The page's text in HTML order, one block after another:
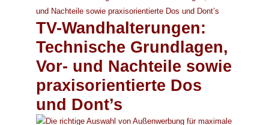
TV-Wandhalterungen:
Technische Grundlagen,
Vor- und Nachteile sowie
praxisorientierte Dos
und Dont’s